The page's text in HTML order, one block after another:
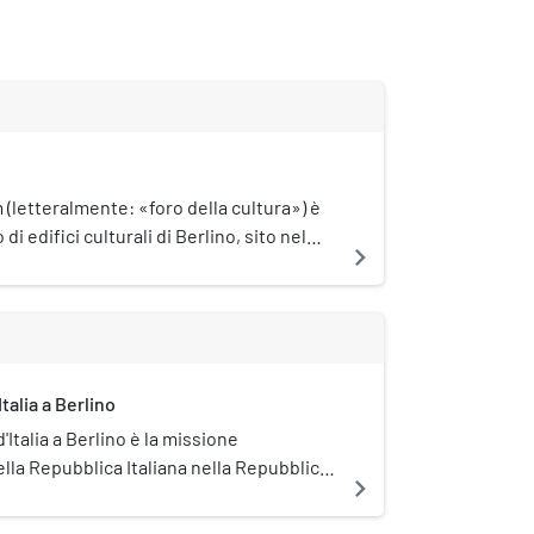
(letteralmente: «foro della cultura») è
di edifici culturali di Berlino, sito nel
del XX secolo, allo scopo di creare un
alla Museumsinsel per Berlino Est. Vi
Kupferstichkabinett
Musikinstrumenten-Museum
Staatsbibliothek
navigate_next
a Berlino
a Berlino è la missione
Repubblica Italiana nella Repubblica
1 di Hiroshimastraße.
navigate_next